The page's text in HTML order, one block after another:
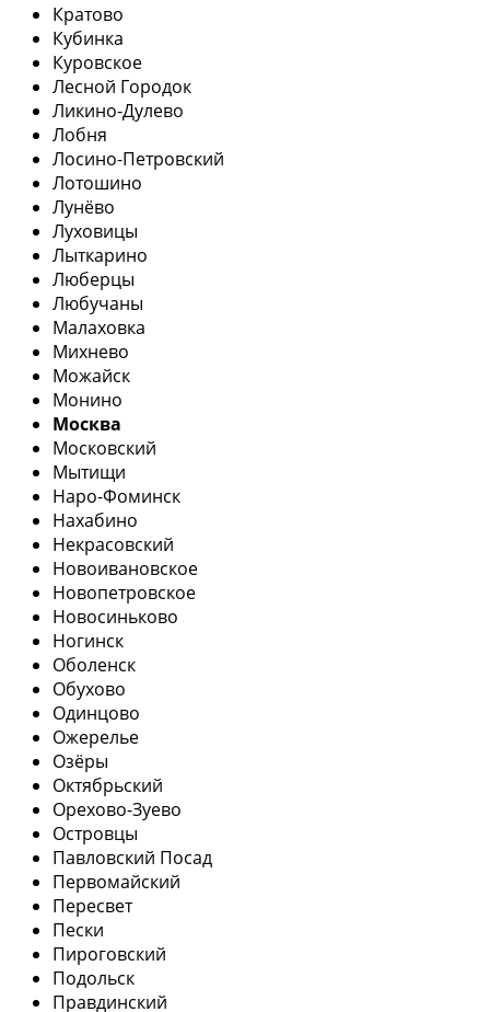
Кратово
Кубинка
Куровское
Лесной Городок
Ликино-Дулево
Лобня
Лосино-Петровский
Лотошино
Лунёво
Луховицы
Лыткарино
Люберцы
Любучаны
Малаховка
Михнево
Можайск
Монино
Москва
Московский
Мытищи
Наро-Фоминск
Нахабино
Некрасовский
Новоивановское
Новопетровское
Новосиньково
Ногинск
Оболенск
Обухово
Одинцово
Ожерелье
Озёры
Октябрьский
Орехово-Зуево
Островцы
Павловский Посад
Первомайский
Пересвет
Пески
Пироговский
Подольск
Правдинский